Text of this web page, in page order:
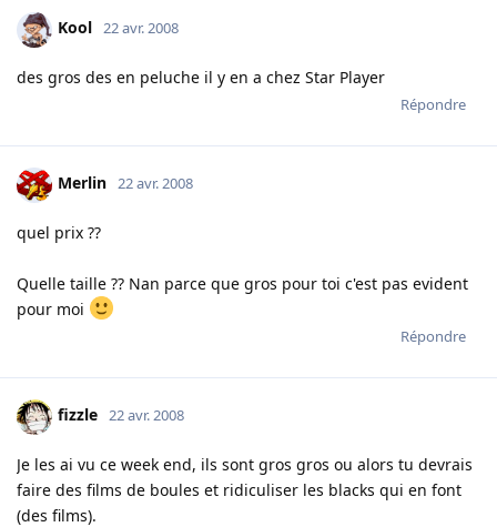
Kool 22 avr. 2008
des gros des en peluche il y en a chez Star Player
Répondre
Merlin 22 avr. 2008
quel prix ??
Quelle taille ?? Nan parce que gros pour toi c'est pas evident
pour moi
Répondre
fizzle 22 avr. 2008
Je les ai vu ce week end, ils sont gros gros ou alors tu devrais
faire des films de boules et ridiculiser les blacks qui en font
(des films).